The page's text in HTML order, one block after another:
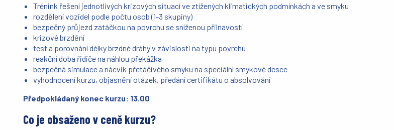
Trénink řešení jednotlivých krizových situací ve ztížených klimatických podmínkách a ve smyku
rozdělení vozidel podle počtu osob (1-3 skupiny)
bezpečný průjezd zatáčkou na povrchu se sníženou přilnavostí
krizové brzdění
test a porovnání délky brzdné dráhy v závislosti na typu povrchu
reakční doba řidiče na náhlou překážka
bezpečná simulace a nácvik přetáčivého smyku na speciální smykové desce
vyhodnocení kurzu, objasnění otázek, předání certifikátu o absolvování
Předpokládaný konec kurzu: 13.00
Co je obsaženo v ceně kurzu?